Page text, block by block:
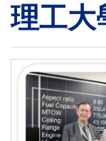
連
結
理工大